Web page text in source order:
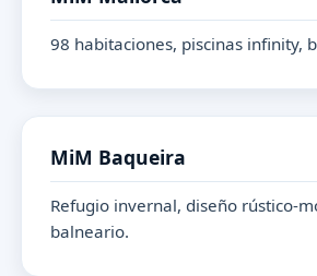
98 habitaciones, piscinas infinity,
MiM Baqueira
Refugio invernal, diseño rústico-
balneario.